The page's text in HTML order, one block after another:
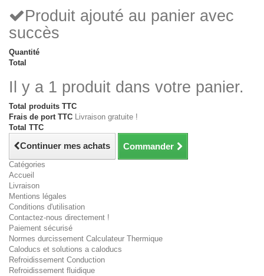
Produit ajouté au panier avec
succès
Quantité
Total
Il y a 1 produit dans votre panier.
Total produits TTC
Frais de port TTC Livraison gratuite !
Total TTC
Continuer mes achats Commander
Catégories
Accueil
Livraison
Mentions légales
Conditions d'utilisation
Contactez-nous directement !
Paiement sécurisé
Normes durcissement Calculateur Thermique
Caloducs et solutions a caloducs
Refroidissement Conduction
Refroidissement fluidique